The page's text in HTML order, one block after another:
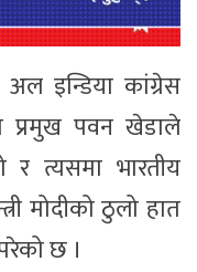
इन्डिया कांग्रेस
प्रमुख पवन खेडाले
त्यसमा भारतीय
मोदीको ठुलो हात
छ ।